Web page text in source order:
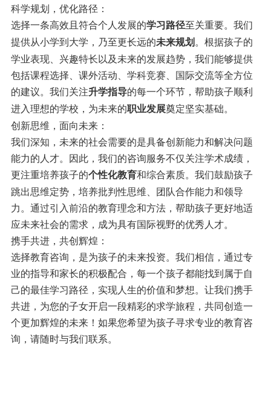
科学规划，优化路径：
选择一条高效且符合个人发展的学习路径至关重要。我们
提供从小学到大学，乃至更长远的未来规划。根据孩子的
学业表现、兴趣特长以及未来的发展趋势，我们能够提供
包括课程选择、课外活动、学科竞赛、国际交流等全方位
的建议。我们关注升学指导的每一个环节，帮助孩子顺利
进入理想的学校，为未来的职业发展奠定坚实基础。
创新思维，面向未来：
我们深知，未来的社会需要的是具备创新能力和解决问题
能力的人才。因此，我们的咨询服务不仅关注学术成绩，
更注重培养孩子的个性化教育和综合素质。我们鼓励孩子
跳出思维定势，培养批判性思维、团队合作能力和领导
力。通过引入前沿的教育理念和方法，帮助孩子更好地适
应未来社会的需求，成为具有国际视野的优秀人才。
携手共进，共创辉煌：
选择教育咨询，是为孩子的未来投资。我们相信，通过专
业的指导和家长的积极配合，每一个孩子都能找到属于自
己的最佳学习路径，实现人生的价值和梦想。让我们携手
共进，为您的子女开启一段精彩的求学旅程，共同创造一
个更加辉煌的未来！如果您希望为孩子寻求专业的教育咨
询，请随时与我们联系。